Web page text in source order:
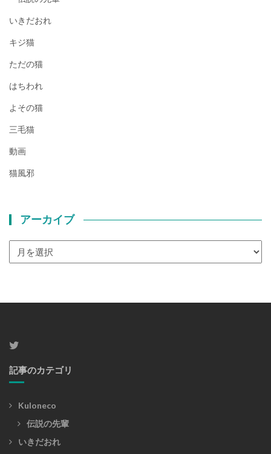
いきだおれ
キジ猫
ただの猫
はちわれ
よその猫
三毛猫
動画
猫風邪
アーカイブ
記事のカテゴリ
Kuloneco
伝説の先輩
いきだおれ